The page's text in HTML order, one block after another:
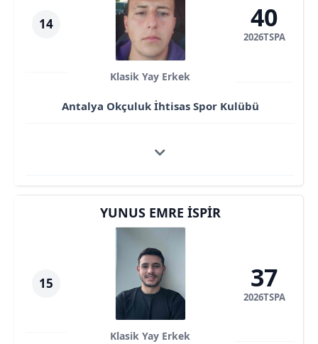
14
Klasik Yay Erkek
Antalya Okçuluk İhtisas Spor Kulübü
40
2026TSPA
15
YUNUS EMRE İSPIR
Klasik Yay Erkek
37
2026TSPA